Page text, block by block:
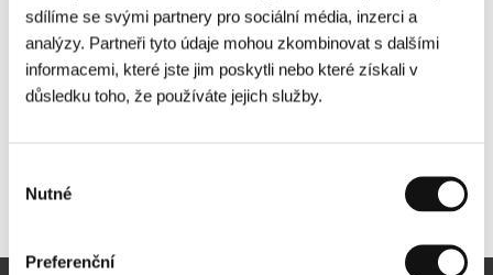
sdílíme se svými partnery pro sociální média, inzerci a
analýzy. Partneři tyto údaje mohou zkombinovat s dalšími
informacemi, které jste jim poskytli nebo které získali v
důsledku toho, že používáte jejich služby.
souhlasu
Nutné
Preferenční